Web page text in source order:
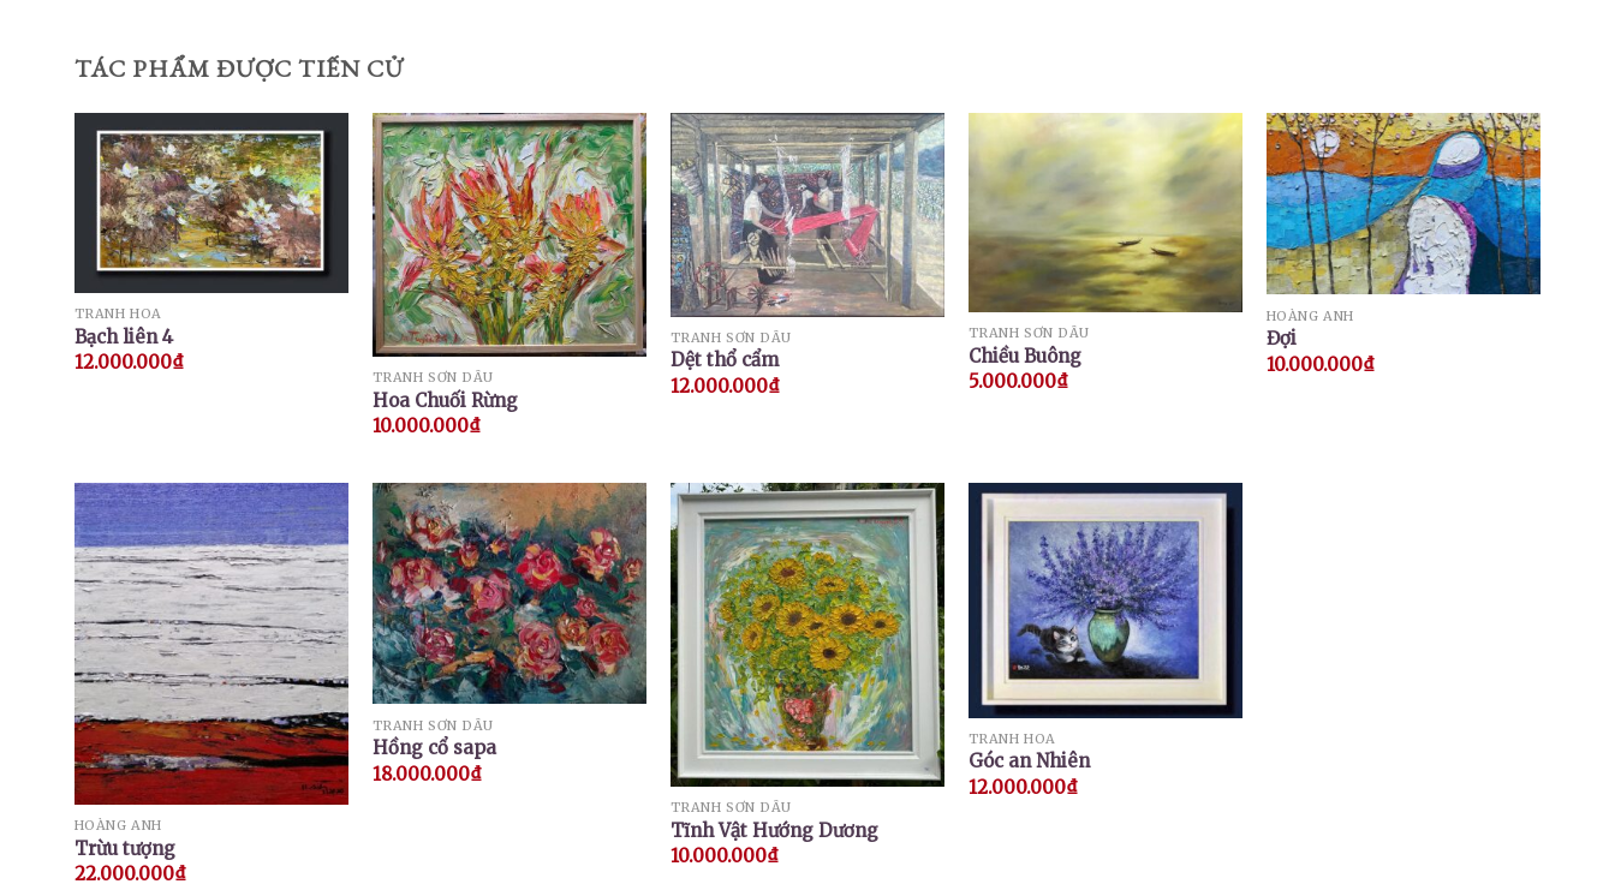
TÁC PHẨM ĐƯỢC TIẾN CỬ
TRANH HOA
Bạch liên 4
12.000.000₫
TRANH SƠN DẦU
Hoa Chuối Rừng
10.000.000₫
TRANH SƠN DẦU
Dệt thổ cẩm
12.000.000₫
TRANH SƠN DẦU
Chiều Buông
5.000.000₫
HOÀNG ANH
Đợi
10.000.000₫
HOÀNG ANH
Trừu tượng
22.000.000₫
TRANH SƠN DẦU
Hồng cổ sapa
18.000.000₫
TRANH SƠN DẦU
Tĩnh Vật Hướng Dương
10.000.000₫
TRANH HOA
Góc an Nhiên
12.000.000₫